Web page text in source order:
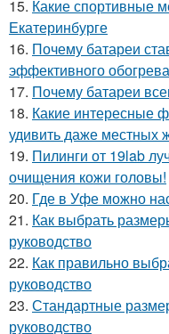
15. Какие спортивные
Екатеринбурге
16. Почему батареи
эффективного обогрева
17. Почему батареи
18. Какие интересные
удивить даже местных
19. Пилинги от 19lab
очищения кожи головы!
20. Где в Уфе можно
21. Как выбрать
руководство
22. Как правильно
руководство
23. Стандартные
руководство